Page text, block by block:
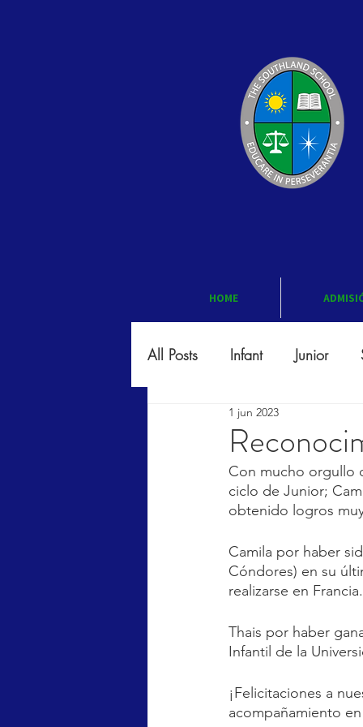
HOME
All Posts Infant Junior
1 jun 2023
Con mucho orgullo
ciclo de Junior;
obtenido logros
Camila por haber
Cóndores) en su
realizarse en Francia.
Thais por haber
Infantil de la
¡Felicitaciones a
acompañamiento